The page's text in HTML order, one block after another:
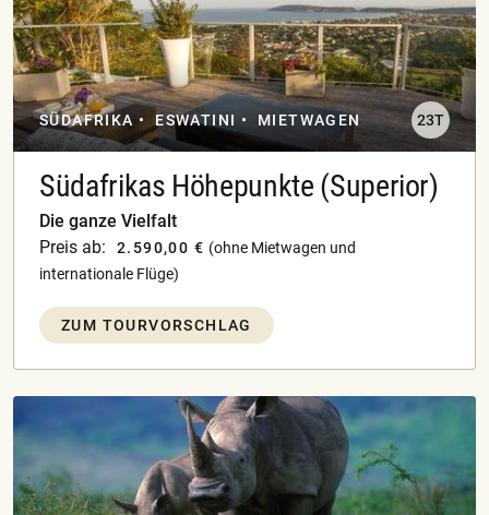
SÜDAFRIKA ESWATINI MIETWAGEN 23T
Südafrikas Höhepunkte (Superior)
Die ganze Vielfalt
Preis ab:
2.590,00 € (ohne Mietwagen und
internationale Flüge)
ZUM TOURVORSCHLAG